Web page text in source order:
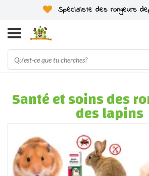
Spécialiste des rongeurs
Santé et soins des
des lapins